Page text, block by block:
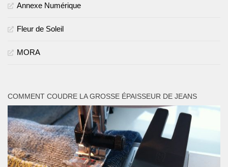
Annexe Numérique
Fleur de Soleil
MORA
COMMENT COUDRE LA GROSSE ÉPAISSEUR DE JEANS